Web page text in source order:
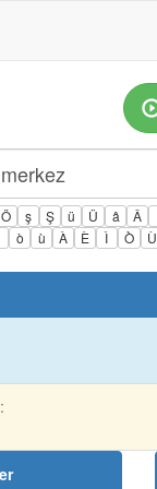
Ö ş Ş ü Ü â Â
ò ù À È Ì Ò Ù